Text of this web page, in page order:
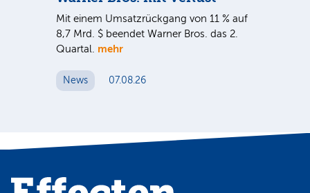
Mit einem Umsatzrückgang von 11 % auf
8,7 Mrd. $ beendet Warner Bros. das 2.
Quartal. mehr
News 07.08.26